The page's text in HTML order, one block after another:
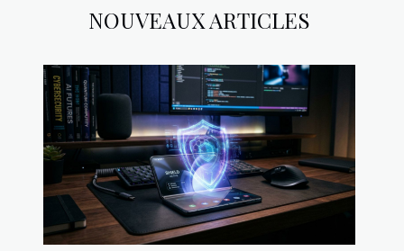
NOUVEAUX ARTICLES